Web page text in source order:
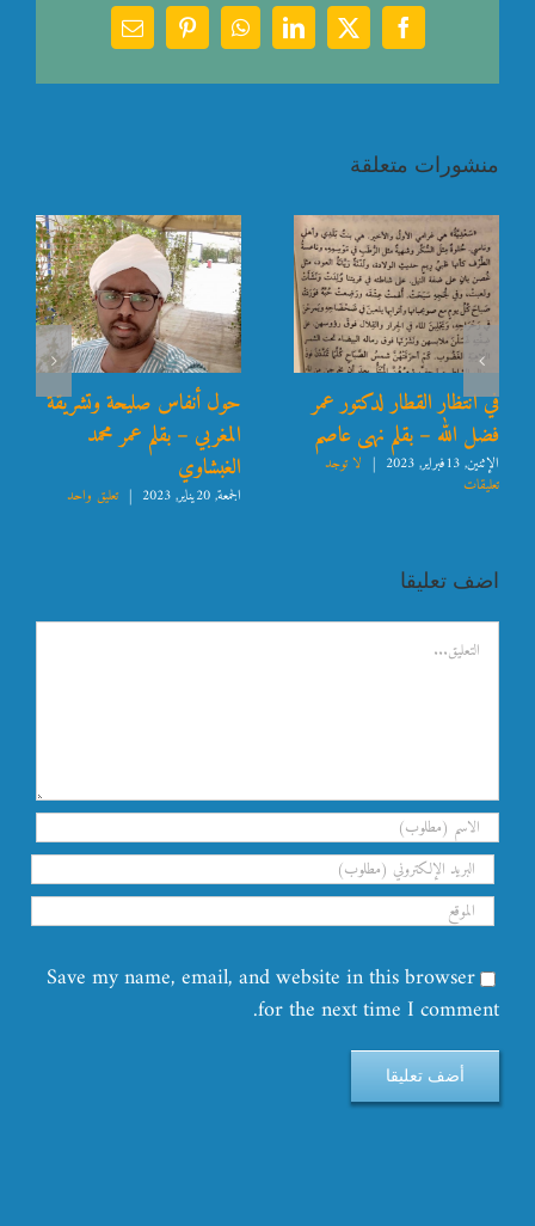
Facebook
X
LinkedIn
WhatsApp
Pinterest
Email
منشورات متعلقة
حول أنفاس صليحة وتشريقة
المغربي – بقلم عمر محمد
الغبشاوي
الجمعة, 20يناير, 2023
رمضان يروي قصصاً موجعة
الإثنين, 9يناير, 2023 | لا توجد تعليقات
اضف تعليقا
تعليق
Save my name, email, and website in this browser
for the next time I comment.